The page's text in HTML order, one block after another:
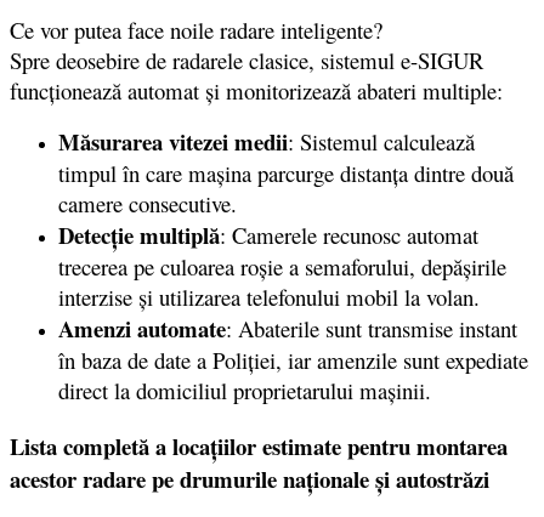
Ce vor putea face noile radare inteligente?
Spre deosebire de radarele clasice, sistemul e-SIGUR
funcționează automat și monitorizează abateri multiple:
Măsurarea vitezei medii: Sistemul calculează
timpul în care mașina parcurge distanța dintre două
camere consecutive.
Detecție multiplă: Camerele recunosc automat
trecerea pe culoarea roșie a semaforului, depășirile
interzise și utilizarea telefonului mobil la volan.
Amenzi automate: Abaterile sunt transmise instant
în baza de date a Poliției, iar amenzile sunt expediate
direct la domiciliul proprietarului mașinii.
Lista completă a locațiilorestimate pentru montarea
acestor radare pe drumurile naționale și autostrăzi